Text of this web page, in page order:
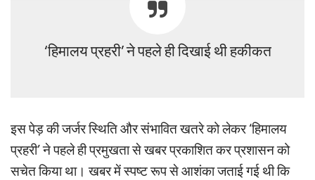
‘हिमालय प्रहरी’ ने पहले ही दिखाई थी हकीकत
इस पेड़ की जर्जर स्थिति और संभावित खतरे को लेकर ‘हिमालय
प्रहरी’ ने पहले ही प्रमुखता से खबर प्रकाशित कर प्रशासन को
सचेत किया था। खबर में स्पष्ट रूप से आशंका जताई गई थी कि